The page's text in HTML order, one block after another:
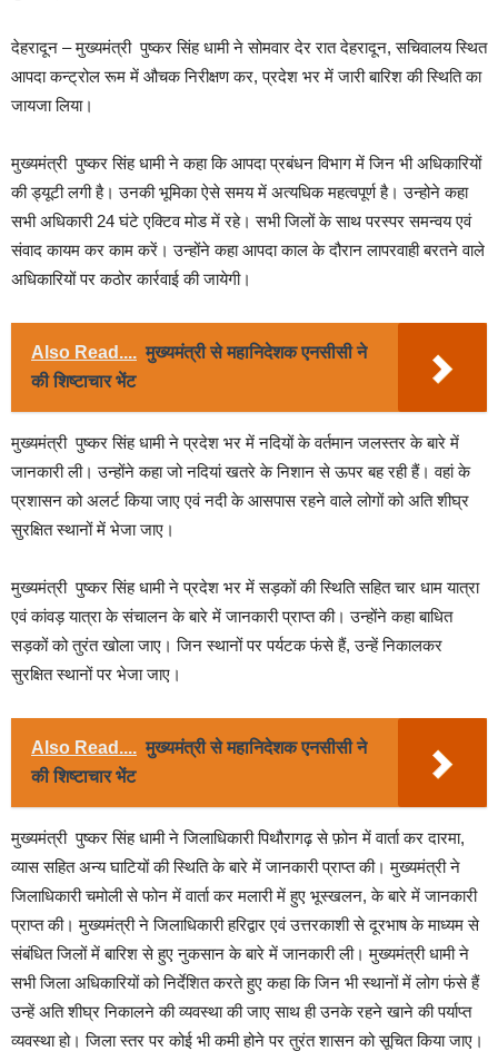
देहरादून – मुख्यमंत्री पुष्कर सिंह धामी ने सोमवार देर रात देहरादून, सचिवालय स्थित
आपदा कन्ट्रोल रूम में औचक निरीक्षण कर, प्रदेश भर में जारी बारिश की स्थिति का
जायजा लिया।
मुख्यमंत्री पुष्कर सिंह धामी ने कहा कि आपदा प्रबंधन विभाग में जिन भी अधिकारियों
की ड्यूटी लगी है। उनकी भूमिका ऐसे समय में अत्यधिक महत्वपूर्ण है। उन्होने कहा
सभी अधिकारी 24 घंटे एक्टिव मोड में रहे। सभी जिलों के साथ परस्पर समन्वय एवं
संवाद कायम कर काम करें। उन्होंने कहा आपदा काल के दौरान लापरवाही बरतने वाले
अधिकारियों पर कठोर कार्रवाई की जायेगी।
Also Read.... मुख्यमंत्री से महानिदेशक एनसीसी ने
की शिष्टाचार भेंट
मुख्यमंत्री पुष्कर सिंह धामी ने प्रदेश भर में नदियों के वर्तमान जलस्तर के बारे में
जानकारी ली। उन्होंने कहा जो नदियां खतरे के निशान से ऊपर बह रही हैं। वहां के
प्रशासन को अलर्ट किया जाए एवं नदी के आसपास रहने वाले लोगों को अति शीघ्र
सुरक्षित स्थानों में भेजा जाए।
मुख्यमंत्री पुष्कर सिंह धामी ने प्रदेश भर में सड़कों की स्थिति सहित चार धाम यात्रा
एवं कांवड़ यात्रा के संचालन के बारे में जानकारी प्राप्त की। उन्होंने कहा बाधित
सड़कों को तुरंत खोला जाए। जिन स्थानों पर पर्यटक फंसे हैं, उन्हें निकालकर
सुरक्षित स्थानों पर भेजा जाए।
Also Read.... मुख्यमंत्री से महानिदेशक एनसीसी ने
की शिष्टाचार भेंट
मुख्यमंत्री पुष्कर सिंह धामी ने जिलाधिकारी पिथौरागढ़ से फ़ोन में वार्ता कर दारमा,
व्यास सहित अन्य घाटियों की स्थिति के बारे में जानकारी प्राप्त की। मुख्यमंत्री ने
जिलाधिकारी चमोली से फोन में वार्ता कर मलारी में हुए भूस्खलन, के बारे में जानकारी
प्राप्त की। मुख्यमंत्री ने जिलाधिकारी हरिद्वार एवं उत्तरकाशी से दूरभाष के माध्यम से
संबंधित जिलों में बारिश से हुए नुकसान के बारे में जानकारी ली। मुख्यमंत्री धामी ने
सभी जिला अधिकारियों को निर्देशित करते हुए कहा कि जिन भी स्थानों में लोग फंसे हैं
उन्हें अति शीघ्र निकालने की व्यवस्था की जाए साथ ही उनके रहने खाने की पर्याप्त
व्यवस्था हो। जिला स्तर पर कोई भी कमी होने पर तुरंत शासन को सूचित किया जाए।